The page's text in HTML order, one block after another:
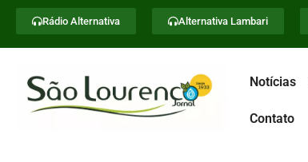
Rádio Alternativa Alternativa Lambari
Notícias
Contato